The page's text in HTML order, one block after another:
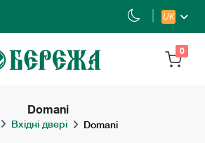
UK
0
Domani
Вхідні двері Domani